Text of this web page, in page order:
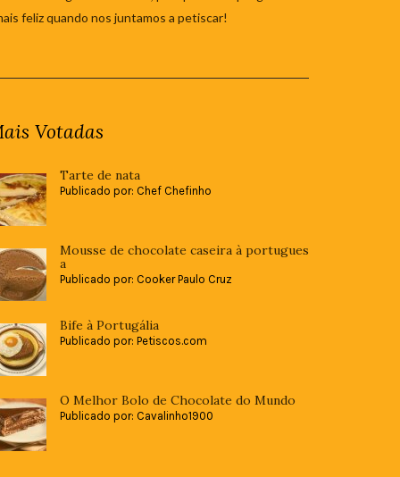
feliz quando nos juntamos a petiscar!
Votadas
Tarte de nata
Publicado por: Chef Chefinho
Mousse de chocolate caseira à portugues
a
Publicado por: Cooker Paulo Cruz
Bife à Portugália
Publicado por: Petiscos.com
O Melhor Bolo de Chocolate do Mundo
Publicado por: Cavalinho1900